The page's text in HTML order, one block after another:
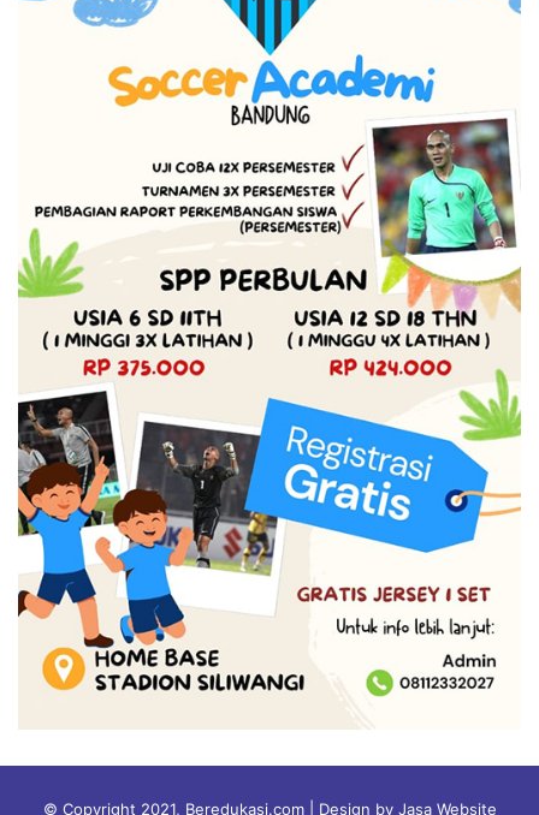
© Copyright 2021, Beredukasi.com | Design by Jasa Website